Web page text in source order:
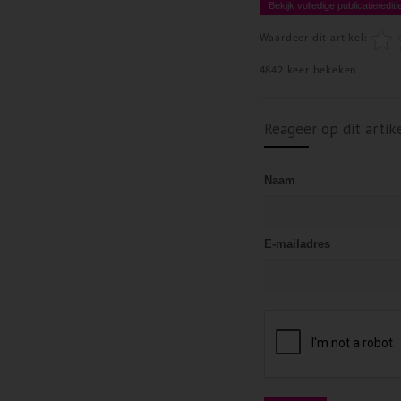
Bekijk volledige publicatie/
Waardeer dit artikel:
4842 keer bekeken
Reageer op dit
Naam
E-mailadres